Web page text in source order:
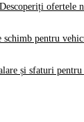
ofertele
schimb pentru
și sfaturi pentru